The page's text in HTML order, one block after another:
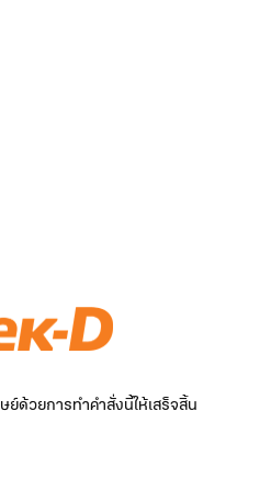
ด้วยการทำคำสั่งนี้ให้เสร็จสิ้น